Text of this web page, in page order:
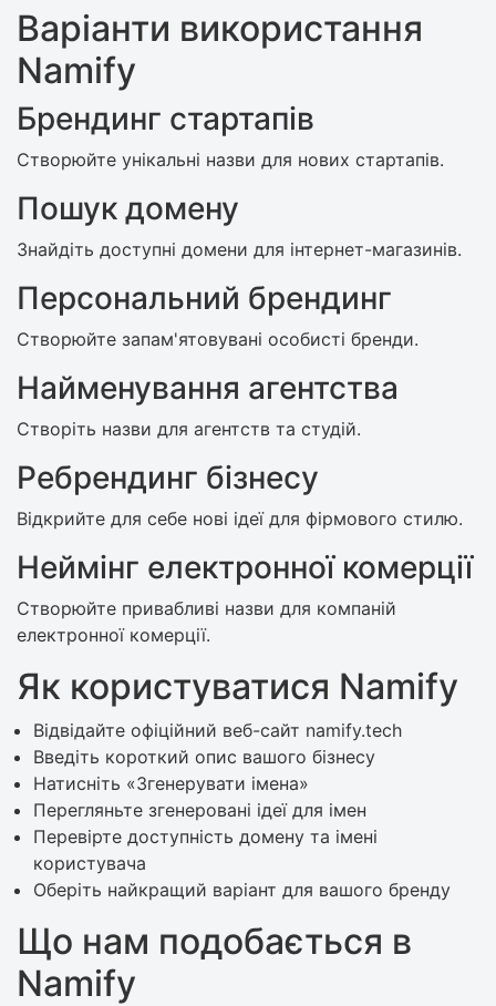
Варіанти використання
Namify
Брендинг стартапів
Створюйте унікальні назви для нових стартапів.
Пошук домену
Знайдіть доступні домени для інтернет-магазинів.
Персональний брендинг
Створюйте запам'ятовувані особисті бренди.
Найменування агентства
Створіть назви для агентств та студій.
Ребрендинг бізнесу
Відкрийте для себе нові ідеї для фірмового стилю.
Неймінг електронної комерції
Створюйте привабливі назви для компаній
електронної комерції.
Як користуватися Namify
Відвідайте офіційний веб-сайт namify.tech
Введіть короткий опис вашого бізнесу
Натисніть «Згенерувати імена»
Перегляньте згенеровані ідеї для імен
Перевірте доступність домену та імені
користувача
Оберіть найкращий варіант для вашого бренду
Що нам подобається в
Namify